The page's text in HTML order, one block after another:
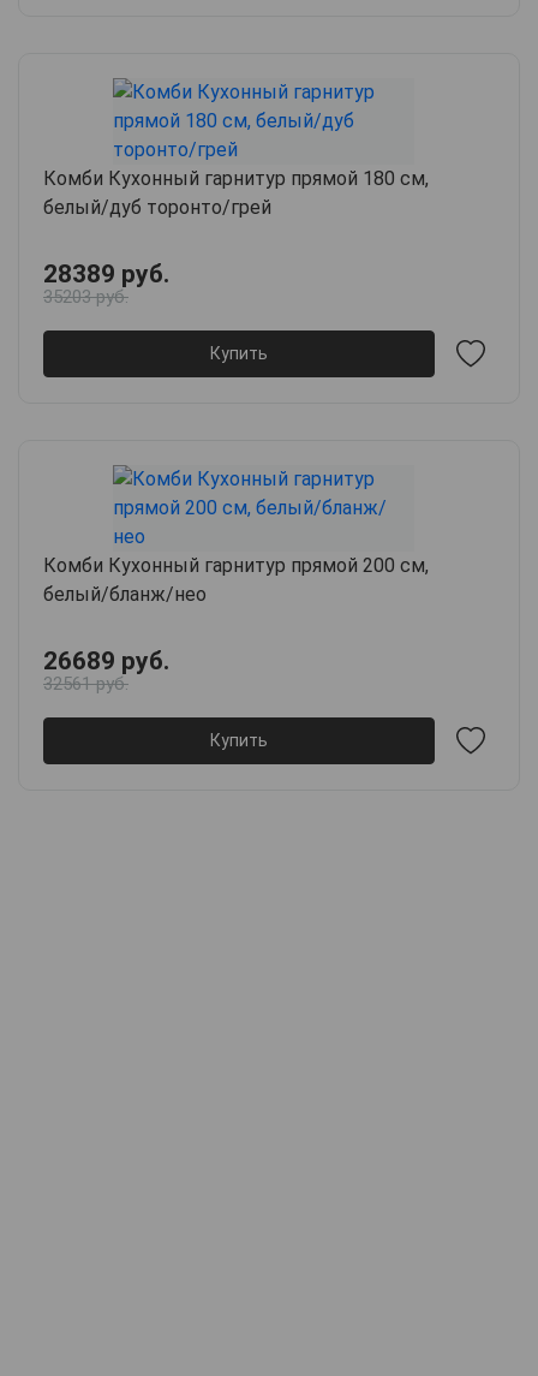
Комби Кухонный гарнитур прямой 180 см,
белый/дуб торонто/грей
28389 руб.
35203 руб.
Купить
Комби Кухонный гарнитур прямой 200 см,
белый/бланж/нео
26689 руб.
32561 руб.
Купить